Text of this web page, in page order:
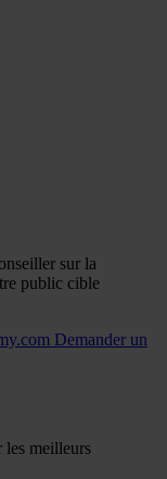
sur la
public cible
Demander un
les meilleurs